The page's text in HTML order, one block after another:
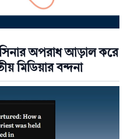
অপরাধ আড়াল করে
মিডিয়ার বন্দনা